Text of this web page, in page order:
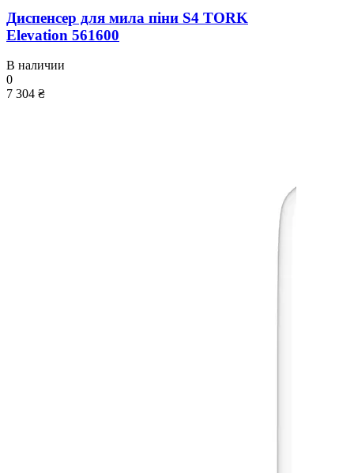
Диспенсер для мила піни S4 TORK
Elevation 561600
В наличии
0
7 304 ₴